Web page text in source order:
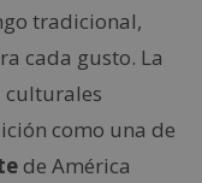
tradicional,
cada gusto. La
culturales
como una de
de América